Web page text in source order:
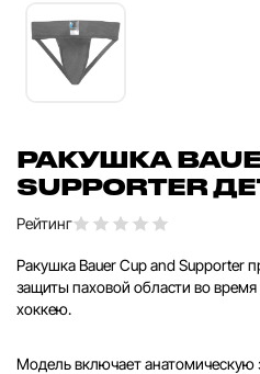
РАКУШКА
SUPPORTER
Рейтинг
Ракушка Bauer Cup and Supporter
защиты паховой области во
хоккею.
Модель включает анатомическую